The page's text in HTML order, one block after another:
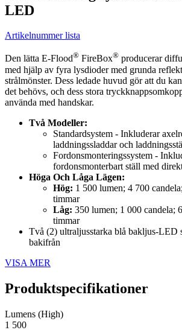
LED
Artikelnummer lista
Den lätta E-Flood® FireBox® producerar
med hjälp av fyra lysdioder med grunda
strålmönster. Dess ledade huvud gör att du
det behövs, och dess stora
använda med handskar.
Två Modeller:
Standardsystem - Inkluderar
laddningssladdar och
Fordonsmonteringssystem -
fordonsmonterbart ställ med
Höga Och Låga Lägen:
Hög: 1 500 lumen; 4 700
timmar
Låg: 350 lumen; 1 000 candela;
timmar
Två (2) ultraljusstarka blå bakljus-LED
bakifrån
VISA MER
Produktspecifikationer
Lumens (High)
1 500